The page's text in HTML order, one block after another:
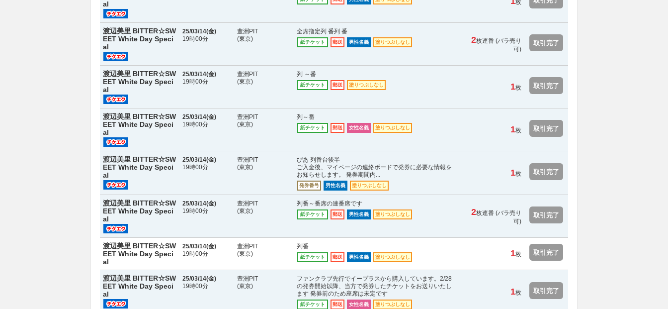
al
枚
渡辺美里 BITTER☆SW
EET White Day Speci
al
25/03/14(金)
19時00分
豊洲PIT
(東京)
全席指定列 番列 番
紙チケット 郵送 男性名義 塗りつぶしなし 2枚連番 (バラ売り
可)
取引完了
渡辺美里 BITTER☆SW
EET White Day Speci
al
25/03/14(金)
19時00分
豊洲PIT
(東京)
列 ～番
紙チケット 郵送 塗りつぶしなし 1枚 取引完了
渡辺美里 BITTER☆SW
EET White Day Speci
al
25/03/14(金)
19時00分
豊洲PIT
(東京)
列～番
紙チケット 郵送 女性名義 塗りつぶしなし 1枚 取引完了
渡辺美里 BITTER☆SW
EET White Day Speci
al
25/03/14(金)
19時00分
豊洲PIT
(東京)
ぴあ 列番台後半
ご入金後、マイページの連絡ボードで発券に必要な情報を
お知らせします。 発券期間内...
発券番号 男性名義 塗りつぶしなし
1枚 取引完了
渡辺美里 BITTER☆SW
EET White Day Speci
al
25/03/14(金)
19時00分
豊洲PIT
(東京)
列番～番席の連番席です
紙チケット 郵送 男性名義 塗りつぶしなし 2枚連番 (バラ売り
可)
取引完了
渡辺美里 BITTER☆SW
EET White Day Speci
al
25/03/14(金)
19時00分
豊洲PIT
(東京)
列番
紙チケット 郵送 男性名義 塗りつぶしなし 1枚 取引完了
渡辺美里 BITTER☆SW
EET White Day Speci
al
25/03/14(金)
19時00分
豊洲PIT
(東京)
ファンクラブ先行でイープラスから購入しています。2/28
の発券開始以降、当方で発券したチケットをお送りいたし
ます 発券前のため座席は未定です
紙チケット 郵送 女性名義 塗りつぶしなし
1枚 取引完了